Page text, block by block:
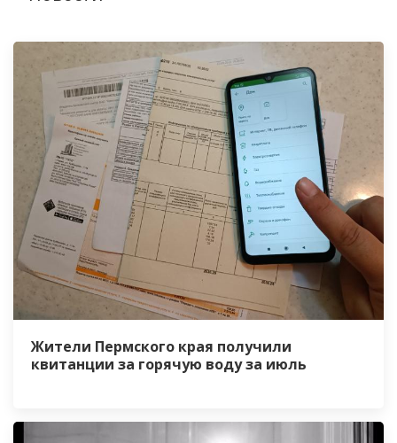
Жители Пермского края получили
квитанции за горячую воду за июль